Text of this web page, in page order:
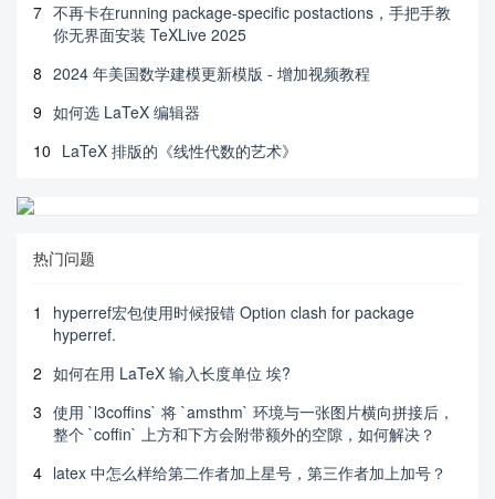
7 不再卡在running package-specific postactions，手把手教
你无界面安装 TeXLive 2025
8 2024 年美国数学建模更新模版 - 增加视频教程
9 如何选 LaTeX 编辑器
10 LaTeX 排版的《线性代数的艺术》
热门问题
1
hyperref宏包使用时候报错 Option clash for package
hyperref.
2 如何在用 LaTeX 输入长度单位 埃?
3 使用 `l3coffins` 将 `amsthm` 环境与一张图片横向拼接后，
整个 `coffin` 上方和下方会附带额外的空隙，如何解决？
4 latex 中怎么样给第二作者加上星号，第三作者加上加号？